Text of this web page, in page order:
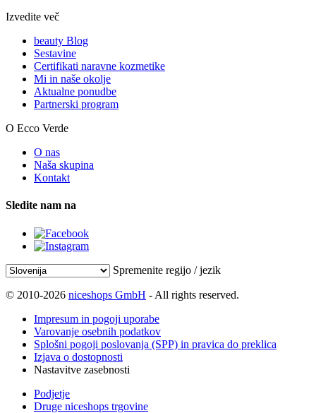
Izvedite več
beauty Blog
Sestavine
Certifikati naravne kozmetike
Mi in naše okolje
Aktualne ponudbe
Partnerski program
O Ecco Verde
O nas
Naša skupina
Kontakt
Sledite nam na
Spremenite regijo / jezik
© 2010-2026 niceshops GmbH - All rights reserved.
Impresum in pogoji uporabe
Varovanje osebnih podatkov
Splošni pogoji poslovanja (SPP) in pravica do preklica
Izjava o dostopnosti
Nastavitve zasebnosti
Podjetje
Druge niceshops trgovine